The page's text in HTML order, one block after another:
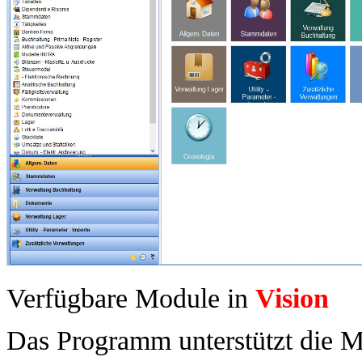
Verfügbare Module in Vision
Das Programm unterstützt die